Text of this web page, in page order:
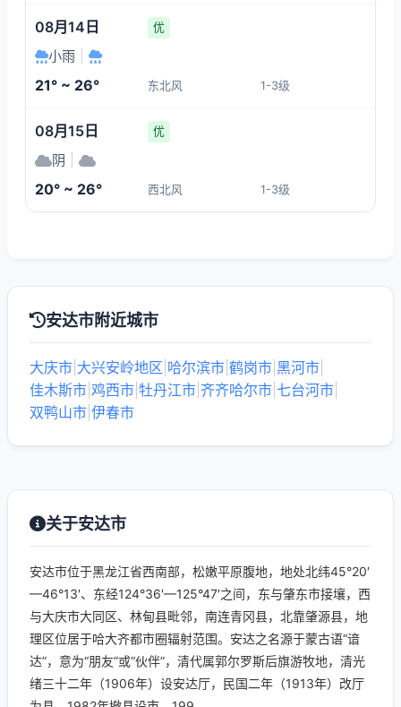
08月14日 优
小雨
21° ~ 26° 东北风 1-3级
08月15日 优
阴
20° ~ 26° 西北风 1-3级
安达市附近城市
大庆市 大兴安岭地区 哈尔滨市 鹤岗市 黑河市
佳木斯市 鸡西市 牡丹江市 齐齐哈尔市 七台河市
双鸭山市 伊春市
关于安达市
安达市位于黑龙江省西南部，松嫩平原腹地，地处北纬45°20′
—46°13′、东经124°36′—125°47′之间，东与肇东市接壤，西
与大庆市大同区、林甸县毗邻，南连青冈县，北靠肇源县，地
理区位居于哈大齐都市圈辐射范围。安达之名源于蒙古语“谙
达”，意为“朋友”或“伙伴”，清代属郭尔罗斯后旗游牧地，清光
绪三十二年（1906年）设安达厅，民国二年（1913年）改厅